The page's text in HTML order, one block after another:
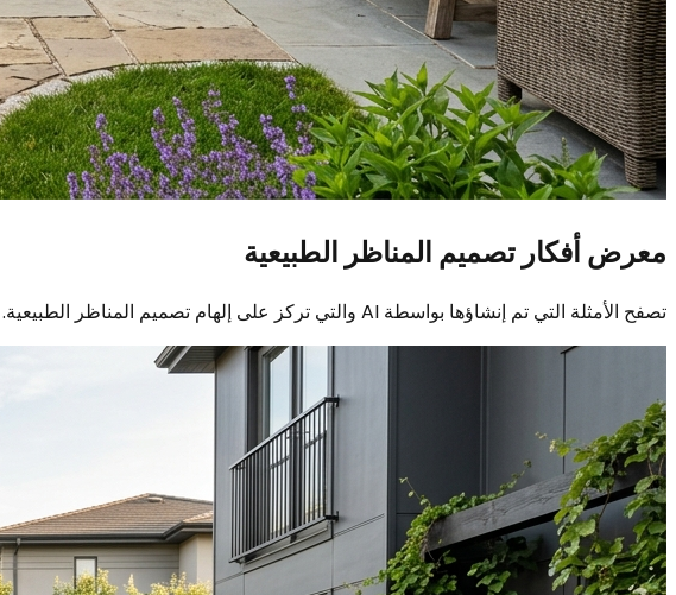
معرض أفكار تصميم المناظر الطبيعية
تصفح الأمثلة التي تم إنشاؤها بواسطة AI والتي تركز على إلهام تصميم المناظر الطبيعية.